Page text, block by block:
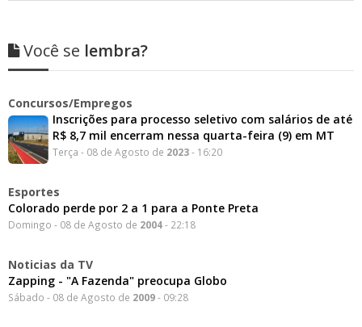
Você se lembra?
Concursos/Empregos
Inscrições para processo seletivo com salários de até
R$ 8,7 mil encerram nessa quarta-feira (9) em MT
Terça - 08 de Agosto de 2023- 16:20
Esportes
Colorado perde por 2 a 1 para a Ponte Preta
Domingo - 08 de Agosto de 2004- 22:18
Noticias da TV
Zapping - "A Fazenda" preocupa Globo
Sábado - 08 de Agosto de 2009- 09:28